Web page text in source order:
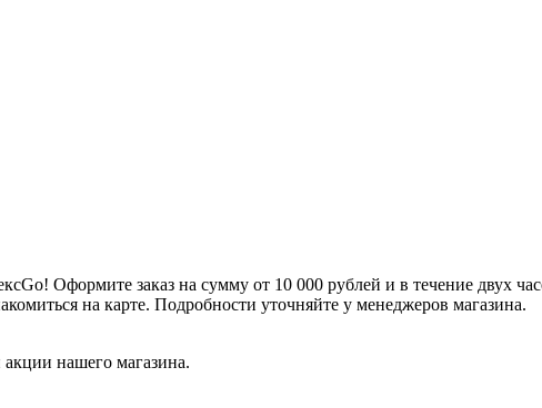
Оформите заказ на сумму от 10 000 рублей и в течение двух
на карте. Подробности уточняйте у менеджеров магазина.
нашего магазина.